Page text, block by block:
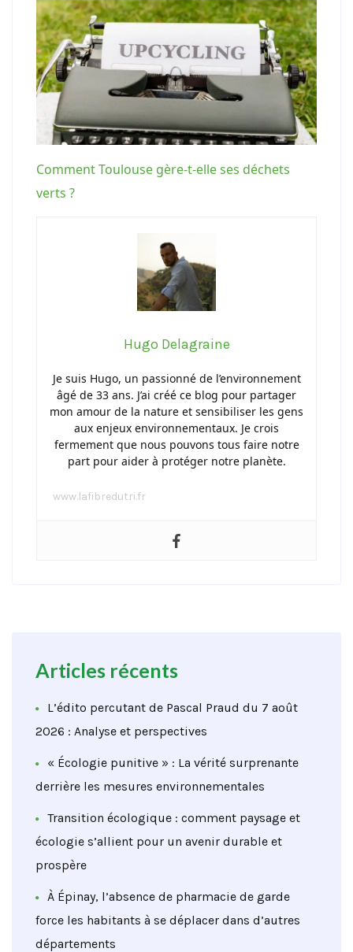
Comment Toulouse gère-t-elle ses déchets
verts ?
Hugo Delagraine
Je suis Hugo, un passionné de l’environnement
âgé de 33 ans. J’ai créé ce blog pour partager
mon amour de la nature et sensibiliser les gens
aux enjeux environnementaux. Je crois
fermement que nous pouvons tous faire notre
part pour aider à protéger notre planète.
www.lafibredutri.fr
Articles récents
L’édito percutant de Pascal Praud du 7 août
2026 : Analyse et perspectives
« Écologie punitive » : La vérité surprenante
derrière les mesures environnementales
Transition écologique : comment paysage et
écologie s’allient pour un avenir durable et
prospère
À Épinay, l’absence de pharmacie de garde
force les habitants à se déplacer dans d’autres
départements